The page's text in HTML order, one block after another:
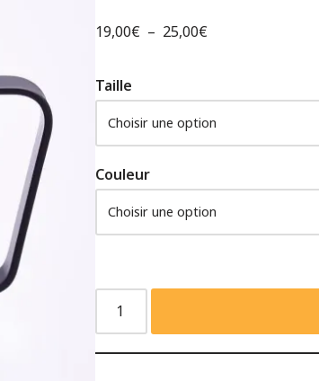
19,00€ – 25,00€
Taille
Couleur